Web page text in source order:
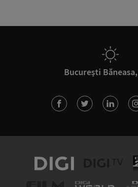
București Băneasa,